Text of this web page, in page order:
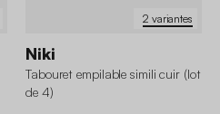
2 variantes
Niki
Tabouret empilable simili cuir (lot
de 4)